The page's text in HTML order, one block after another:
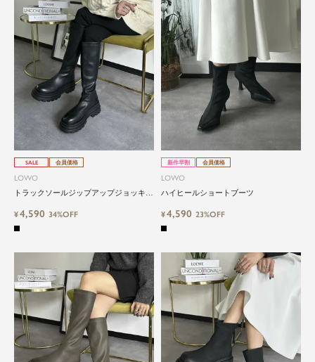
SALE 会員価格
LOWO
トラックソールジップアップジョッキー
¥4,590 34%OFF
新作早割 会員価格
LOWO
ハイヒールショートブーツ
¥4,590 23%OFF